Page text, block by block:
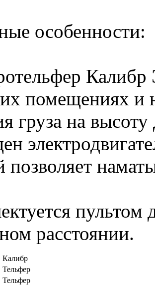
особенности:
помещениях и
груза на
позволяет
пультом
расстоянии.
Калибр
Тельфер
Тельфер